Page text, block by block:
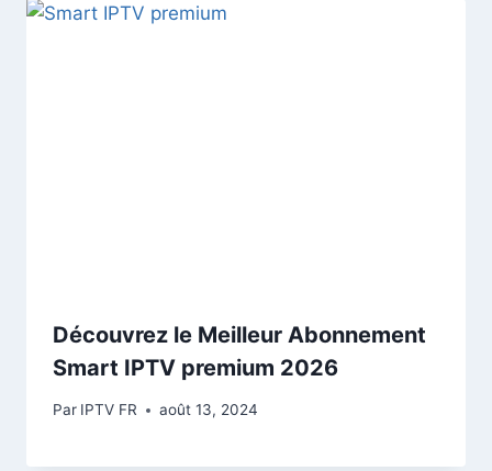
Découvrez le Meilleur Abonnement
Smart IPTV premium 2026
Par IPTV FR août 13, 2024